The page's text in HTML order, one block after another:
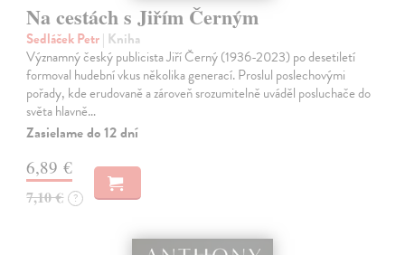
Na cestách s Jiřím Černým
Sedláček Petr| Kniha
Významný český publicista Jiří Černý (1936-2023) po desetiletí
formoval hudební vkus několika generací. Proslul poslechovými
pořady, kde erudovaně a zároveň srozumitelně uváděl posluchače do
světa hlavně…
Zasielame do 12 dní
6,89 €
7,10 € ?